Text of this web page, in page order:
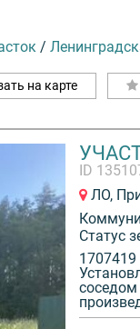
/
на карте
ID
ЛО,
Статус
1707419
соседом